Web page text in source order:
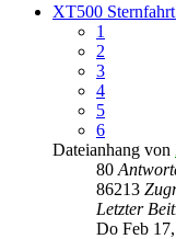
XT500
1
2
3
4
5
6
Dateianhang von
80
86213
Letzter
Do Feb